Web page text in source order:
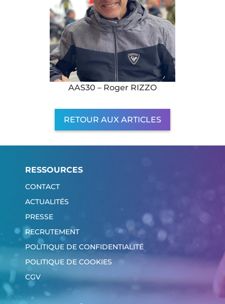
AAS30 – Roger RIZZO
RETOUR AUX ARTICLES
RESSOURCES
CONTACT
ACTUALITÉS
PRESSE
RECRUTEMENT
POLITIQUE DE CONFIDENTIALITÉ
POLITIQUE DE COOKIES
CGV